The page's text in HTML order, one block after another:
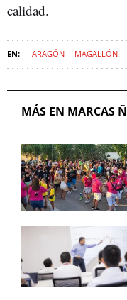
calidad.
ARAGÓN MAGALLÓN
MÁS EN MARCAS Ñ